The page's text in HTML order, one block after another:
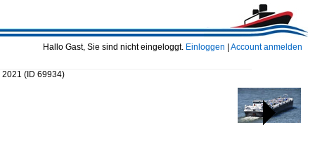
Hallo Gast, Sie sind nicht eingeloggt. Einloggen Account anmelden
2021 (ID 69934)